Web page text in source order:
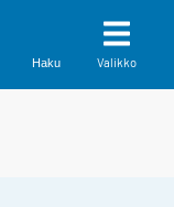
Haku Valikko